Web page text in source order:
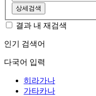
상세검색
결과 내 재검색
인기 검색어
다국어 입력
히라가나
가타카나